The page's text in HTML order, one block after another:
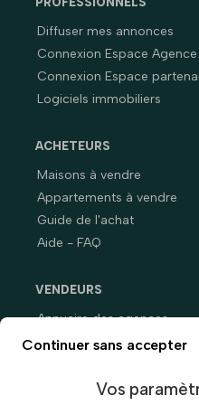
Diffuser mes annonces
Connexion Espace Agence
Connexion Espace
Logiciels immobiliers
ACHETEURS
Maisons à vendre
Appartements à vendre
Guide de l'achat
Aide - FAQ
VENDEURS
Annuaire des agences
Prix immobiliers en France
Continuer sans accepter
Vos